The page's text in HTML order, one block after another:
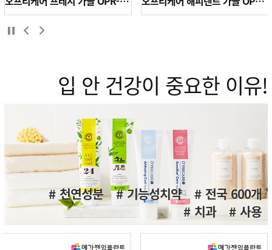
천연성분 기능성치약
전국 600개
치과
사용
입 안 건강이 중요한 이유!